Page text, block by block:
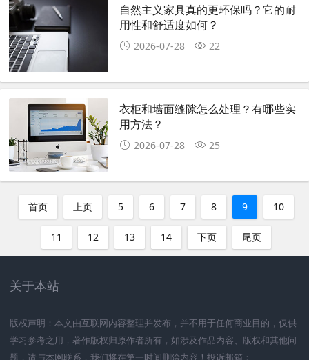
自然主义家具真的更环保吗？它的耐
用性和舒适度如何？
2026-07-28 22
衣柜和墙面缝隙怎么处理？有哪些实
用方法？
2026-07-28 25
首页 上页 5 6 7 8 9 10
11 12 13 14 下页 尾页
关于本站
版权声明：本文由互联网内容整理并发布，并不用于任何商业目的，仅供
学习参考之用，著作版权归原作者所有，如涉及作品内容、版权和其他问
题，请与本网联系，我们将在第一时间删除内容！投诉邮箱：